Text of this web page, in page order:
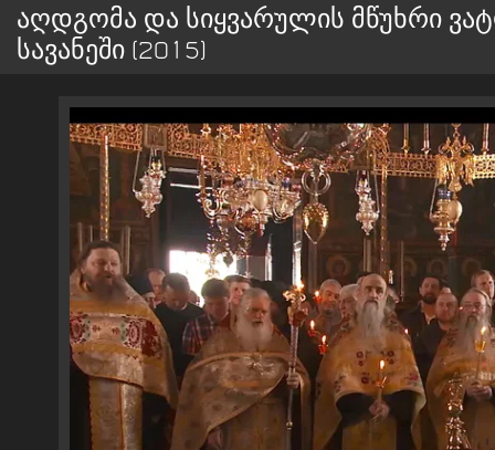
აღდგომა და სიყვარულის მწუხრი
სავანეში (2015)